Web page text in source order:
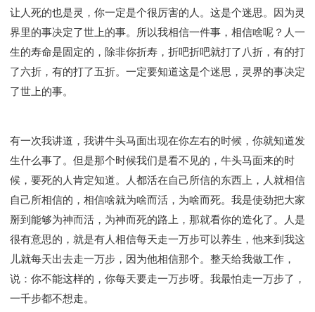
让人死的也是灵，你一定是个很厉害的人。这是个迷思。因为灵
界里的事决定了世上的事。所以我相信一件事，相信啥呢？人一
生的寿命是固定的，除非你折寿，折吧折吧就打了八折，有的打
了六折，有的打了五折。一定要知道这是个迷思，灵界的事决定
了世上的事。
有一次我讲道，我讲牛头马面出现在你左右的时候，你就知道发
生什么事了。但是那个时候我们是看不见的，牛头马面来的时
候，要死的人肯定知道。人都活在自己所信的东西上，人就相信
自己所相信的，相信啥就为啥而活，为啥而死。我是使劲把大家
掰到能够为神而活，为神而死的路上，那就看你的造化了。人是
很有意思的，就是有人相信每天走一万步可以养生，他来到我这
儿就每天出去走一万步，因为他相信那个。整天给我做工作，
说：你不能这样的，你每天要走一万步呀。我最怕走一万步了，
一千步都不想走。